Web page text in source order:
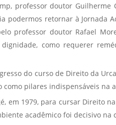
professor doutor Guilherme
podermos retornar à
professor doutor Rafael
como requerer
do curso de Direito da
pilares indispensáveis na
1979, para cursar Direito
acadêmico foi decisivo na